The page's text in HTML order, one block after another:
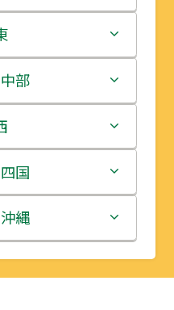
部
国
縄